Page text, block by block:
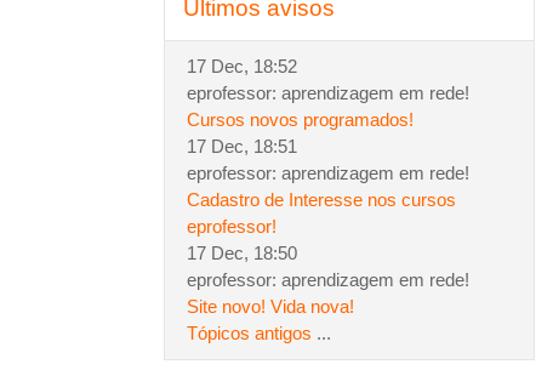
Últimos avisos
17 Dec, 18:52
eprofessor: aprendizagem em rede!
Cursos novos programados!
17 Dec, 18:51
eprofessor: aprendizagem em rede!
Cadastro de Interesse nos cursos
eprofessor!
17 Dec, 18:50
eprofessor: aprendizagem em rede!
Site novo! Vida nova!
Tópicos antigos ...